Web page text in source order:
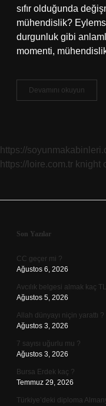
sıfır olduğunda
mühendislik?
durgunluk gibi
momenti,
Devamını okuyun
Noktası
https://
https://loire.com.tr knight
Sidebar
Son Yazılar
CC geçer mi ?
Ağustos 6, 2026
Avcılık belgesi almak kaç
Ağustos 5, 2026
Allah dünyayı niçin yarattı ?
Ağustos 3, 2026
7 sayısı uğurlu mu ?
Ağustos 3, 2026
Bursa Erdek kaç ?
Temmuz 29, 2026
Türkiye’deki diploma